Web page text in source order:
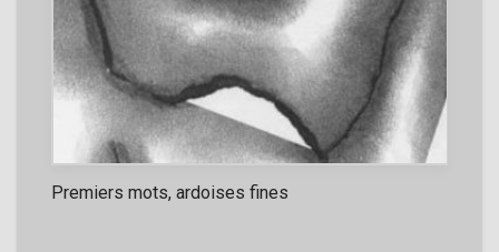
Premiers mots, ardoises fines